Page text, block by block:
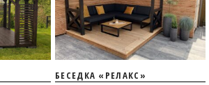
БЕСЕДКА «РЕЛАКС»